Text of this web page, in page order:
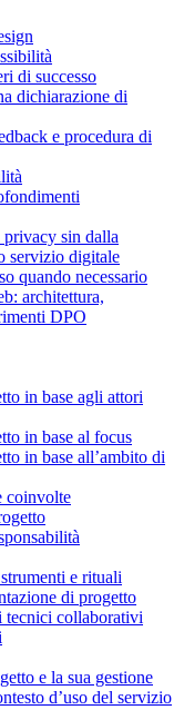
di successo
dichiarazione di
e procedura di
privacy sin dalla
servizio digitale
quando necessario
architettura,
DPO
in base agli attori
in base al focus
in base all’ambito di
coinvolte
e rituali
di progetto
tecnici collaborativi
e la sua gestione
d’uso del servizio